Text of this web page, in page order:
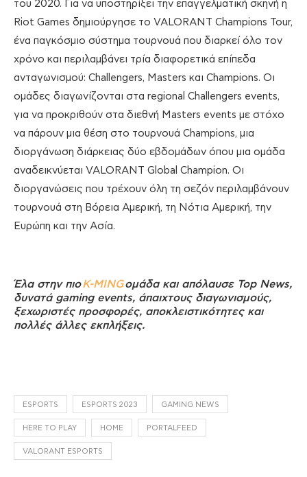
του 2020. Για να υποστηρίξει την επαγγελματική σκηνή η
Riot Games δημιούργησε το VALORANT Champions Tour,
ένα παγκόσμιο σύστημα τουρνουά που διαρκεί όλο τον
χρόνο και περιλαμβάνει τρία διαφορετικά επίπεδα
ανταγωνισμού: Challengers, Masters και Champions. Οι
ομάδες διαγωνίζονται στα regional Challengers events,
για να προκριθούν στα διεθνή Masters events με στόχο
να πάρουν μια θέση στο τουρνουά Champions, μια
διοργάνωση διάρκειας δύο εβδομάδων όπου μια ομάδα
αναδεικνύεται VALORANT Global Champion. Οι
διοργανώσεις που τρέχουν όλη τη σεζόν περιλαμβάνουν
τουρνουά στη Βόρεια Αμερική, τη Νότια Αμερική, την
Ευρώπη και την Ασία.
Έλα στην πιοK-MINGομάδα και απόλαυσε Top News,
δυνατά gaming events, άπαιχτους διαγωνισμούς,
ξεχωριστές προσφορές, αποκλειστικότητες και
πολλές άλλες εκπλήξεις.
ESPORTS ESPORTS 2023 GAMING NEWS
HERE TO PLAY HOME PORTALFEED
VALORANT ESPORTS